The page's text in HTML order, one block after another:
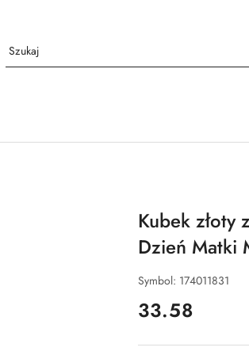
Kubek złoty
Dzień Matki
Symbol: 174011831
cena:
33.58